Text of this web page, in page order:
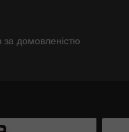
домовленістю